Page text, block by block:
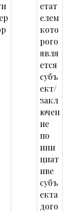
етат
елем
кото
рого
явля
ется
субъ
ект/
закл
ючен
ие
по
ини
циат
иве
субъ
екта
дого